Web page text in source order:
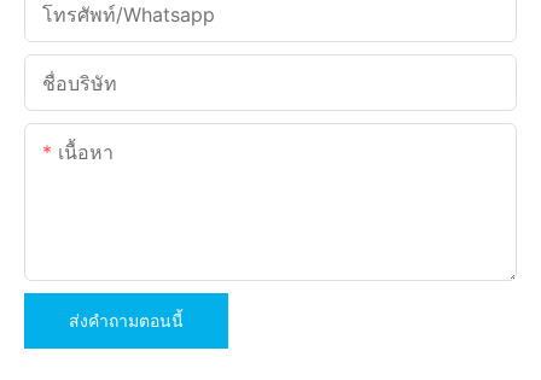
โทรศัพท์/whatsapp
ชื่อบริษัท
เนื้อหา
ส่งคำถามตอนนี้